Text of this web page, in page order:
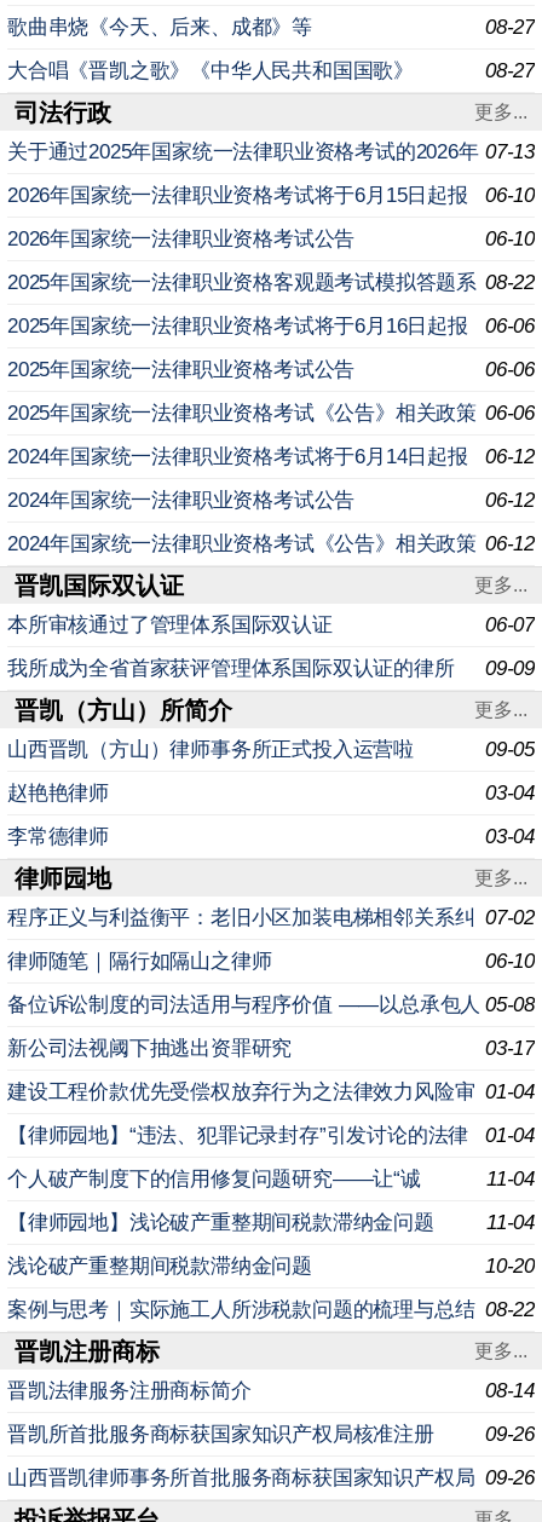
08-27
歌曲串烧《今天、后来、成都》等
08-27
大合唱《晋凯之歌》《中华人民共和国国歌》
司法行政 更多...
07-13
关于通过2025年国家统一法律职业资格考试的2026年
应届毕业生申请授予法律职业资格相关事宜的公告
06-10
2026年国家统一法律职业资格考试将于6月15日起报
名
06-10
2026年国家统一法律职业资格考试公告
08-22
2025年国家统一法律职业资格客观题考试模拟答题系
统上线
06-06
2025年国家统一法律职业资格考试将于6月16日起报
名
06-06
2025年国家统一法律职业资格考试公告
06-06
2025年国家统一法律职业资格考试《公告》相关政策
规定问答
06-12
2024年国家统一法律职业资格考试将于6月14日起报
名
06-12
2024年国家统一法律职业资格考试公告
06-12
2024年国家统一法律职业资格考试《公告》相关政策
规定问答
晋凯国际双认证 更多...
06-07
本所审核通过了管理体系国际双认证
09-09
我所成为全省首家获评管理体系国际双认证的律所
晋凯（方山）所简介 更多...
09-05
山西晋凯（方山）律师事务所正式投入运营啦
03-04
赵艳艳律师
03-04
李常德律师
律师园地 更多...
07-02
程序正义与利益衡平：老旧小区加装电梯相邻关系纠
纷实务研究
06-10
律师随笔｜隔行如隔山之律师
05-08
备位诉讼制度的司法适用与程序价值 ——以总承包人
追偿权为分析视角 引 言 在建设工程纠纷的实务处理中03-17
新公司法视阈下抽逃出资罪研究
01-04
建设工程价款优先受偿权放弃行为之法律效力风险审
视与实务应对策略研究
01-04
【律师园地】“违法、犯罪记录封存”引发讨论的法律
盲点解析
11-04
个人破产制度下的信用修复问题研究——让“诚
信”而“不幸”的人“重生”
11-04
【律师园地】浅论破产重整期间税款滞纳金问题
10-20
浅论破产重整期间税款滞纳金问题
08-22
案例与思考｜实际施工人所涉税款问题的梳理与总结
晋凯注册商标 更多...
08-14
晋凯法律服务注册商标简介
09-26
晋凯所首批服务商标获国家知识产权局核准注册
09-26
山西晋凯律师事务所首批服务商标获国家知识产权局